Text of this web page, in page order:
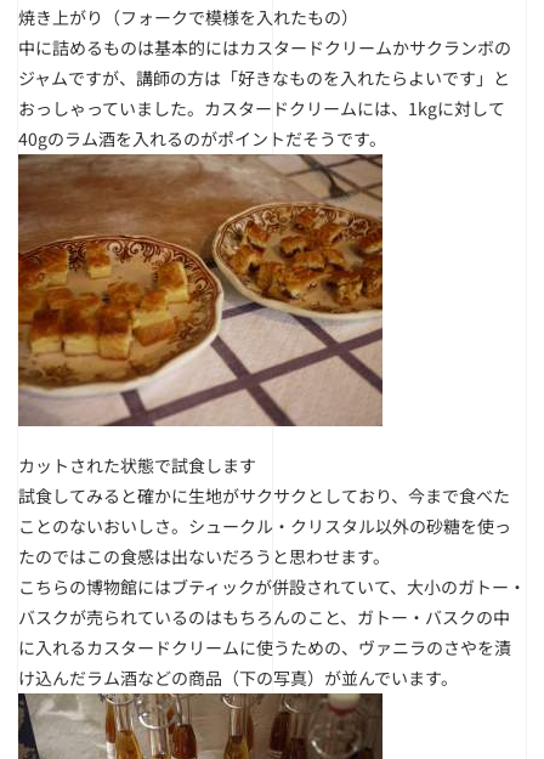
焼き上がり（フォークで模様を入れたもの）
中に詰めるものは基本的にはカスタードクリームかサクランボの
ジャムですが、講師の方は「好きなものを入れたらよいです」と
おっしゃっていました。カスタードクリームには、1kgに対して
40gのラム酒を入れるのがポイントだそうです。
カットされた状態で試食します
試食してみると確かに生地がサクサクとしており、今まで食べた
ことのないおいしさ。シュークル・クリスタル以外の砂糖を使っ
たのではこの食感は出ないだろうと思わせます。
こちらの博物館にはブティックが併設されていて、大小のガトー・
バスクが売られているのはもちろんのこと、ガトー・バスクの中
に入れるカスタードクリームに使うための、ヴァニラのさやを漬
け込んだラム酒などの商品（下の写真）が並んでいます。